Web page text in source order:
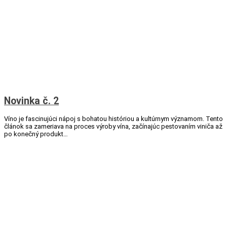
Novinka č. 2
Víno je fascinujúci nápoj s bohatou históriou a kultúrnym významom. Tento
článok sa zameriava na proces výroby vína, začínajúc pestovaním viniča až
po konečný produkt…